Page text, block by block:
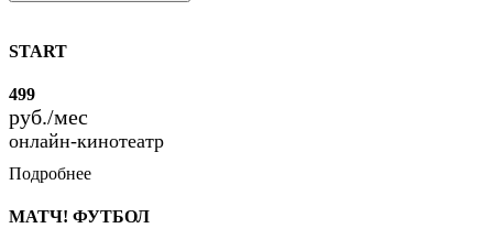
START
499
руб./мес
онлайн-кинотеатр
Подробнее
МАТЧ! ФУТБОЛ